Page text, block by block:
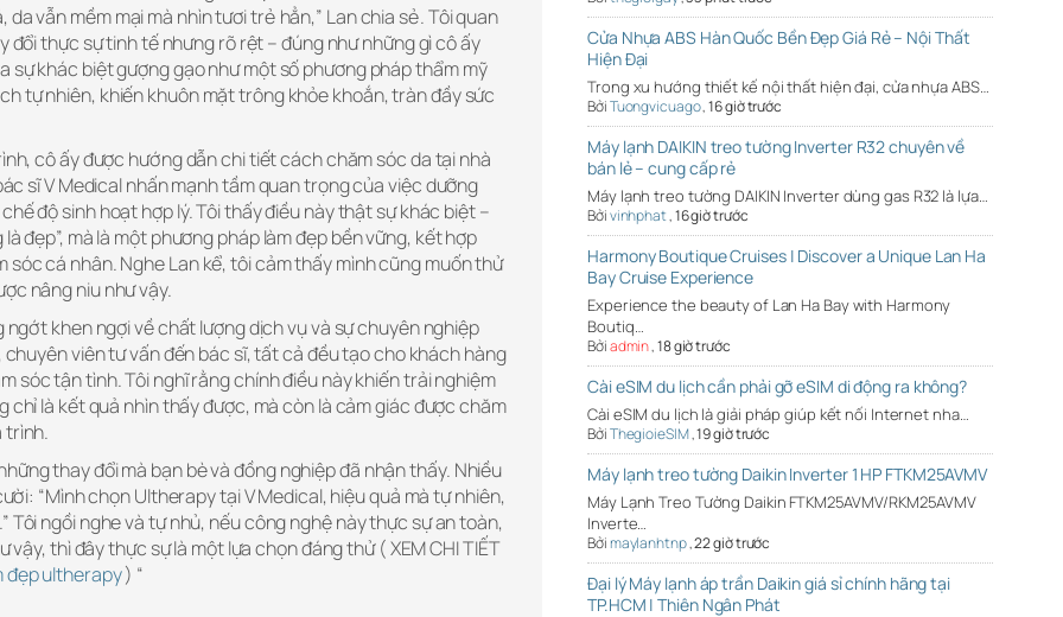
vẫn mềm mại mà nhìn tươi trẻ hẳn,” Lan chia sẻ. Tôi quan
đổi thực sự tinh tế nhưng rõ rệt – đúng như những gì cô ấy
sự khác biệt gượng gạo như một số phương pháp thẩm mỹ
tự nhiên, khiến khuôn mặt trông khỏe khoắn, tràn đầy sức
cô ấy được hướng dẫn chi tiết cách chăm sóc da tại nhà
sĩ V Medical nhấn mạnh tầm quan trọng của việc dưỡng
độ sinh hoạt hợp lý. Tôi thấy điều này thật sự khác biệt –
đẹp”, mà là một phương pháp làm đẹp bền vững, kết hợp
sóc cá nhân. Nghe Lan kể, tôi cảm thấy mình cũng muốn thử
nâng niu như vậy.
ngớt khen ngợi về chất lượng dịch vụ và sự chuyên nghiệp
chuyên viên tư vấn đến bác sĩ, tất cả đều tạo cho khách hàng
sóc tận tình. Tôi nghĩ rằng chính điều này khiến trải nghiệm
chỉ là kết quả nhìn thấy được, mà còn là cảm giác được chăm
trình.
thay đổi mà bạn bè và đồng nghiệp đã nhận thấy. Nhiều
“Mình chọn Ultherapy tại V Medical, hiệu quả mà tự nhiên,
Tôi ngồi nghe và tự nhủ, nếu công nghệ này thực sự an toàn,
vậy, thì đây thực sự là một lựa chọn đáng thử ( XEM CHI TIẾT
đẹp ultherapy) “
Cửa Nhựa ABS Hàn Quốc Bền Đẹp Giá Rẻ – Nội Thất
Hiện Đại
Trong xu hướng thiết kế nội thất hiện đại, cửa nhựa ABS…
BởiTuongvicuago,16 giờ trước
Máy lạnh DAIKIN treo tường Inverter R32 chuyên về
bán lẻ – cung cấp rẻ
Máy lạnh treo tường DAIKIN Inverter dùng gas R32 là lựa…
Bởivinhphat,16 giờ trước
Harmony Boutique Cruises | Discover a Unique Lan Ha
Bay Cruise Experience
Experience the beauty of Lan Ha Bay with Harmony
Boutiq…
Bởiadmin,18 giờ trước
Cài eSIM du lịch cần phải gỡ eSIM di động ra không?
Cài eSIM du lịch là giải pháp giúp kết nối Internet nha…
BởiThegioieSIM,19 giờ trước
Máy lạnh treo tường Daikin Inverter 1 HP FTKM25AVMV
Máy Lạnh Treo Tường Daikin FTKM25AVMV/RKM25AVMV
Inverte…
Bởimaylanhtnp,22 giờ trước
Đại lý Máy lạnh áp trần Daikin giá sỉ chính hãng tại
TP.HCM | Thiên Ngân Phát